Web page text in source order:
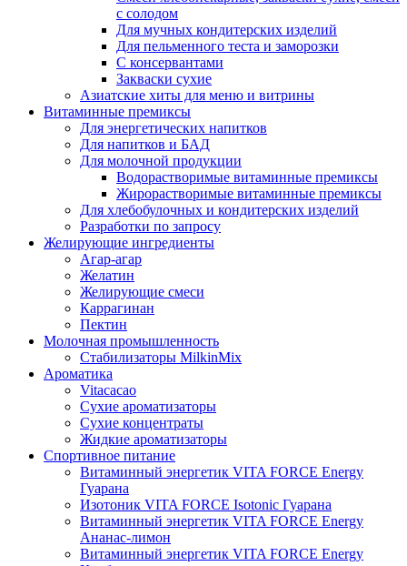
с солодом
Для мучных кондитерских изделий
Для пельменного теста и заморозки
С консервантами
Закваски сухие
Азиатские хиты для меню и витрины
Витаминные премиксы
Для энергетических напитков
Для напитков и БАД
Для молочной продукции
Водорастворимые витаминные премиксы
Жирорастворимые витаминные премиксы
Для хлебобулочных и кондитерских изделий
Разработки по запросу
Желирующие ингредиенты
Агар-агар
Желатин
Желирующие смеси
Каррагинан
Пектин
Молочная промышленность
Стабилизаторы MilkinMix
Ароматика
Vitacacao
Сухие ароматизаторы
Сухие концентраты
Жидкие ароматизаторы
Спортивное питание
Витаминный энергетик VITA FORCE Energy
Гуарана
Изотоник VITA FORCE Isotonic Гуарана
Витаминный энергетик VITA FORCE Energy
Ананас-лимон
Витаминный энергетик VITA FORCE Energy